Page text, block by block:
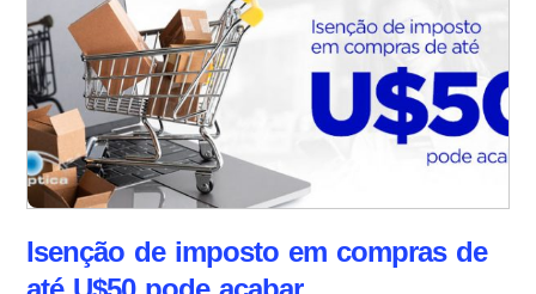
Isenção de imposto em compras de